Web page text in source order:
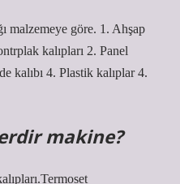
malzemeye göre. 1. Ahşap
kalıpları 2. Panel
kalıbı 4. Plastik kalıplar 4.
makine?